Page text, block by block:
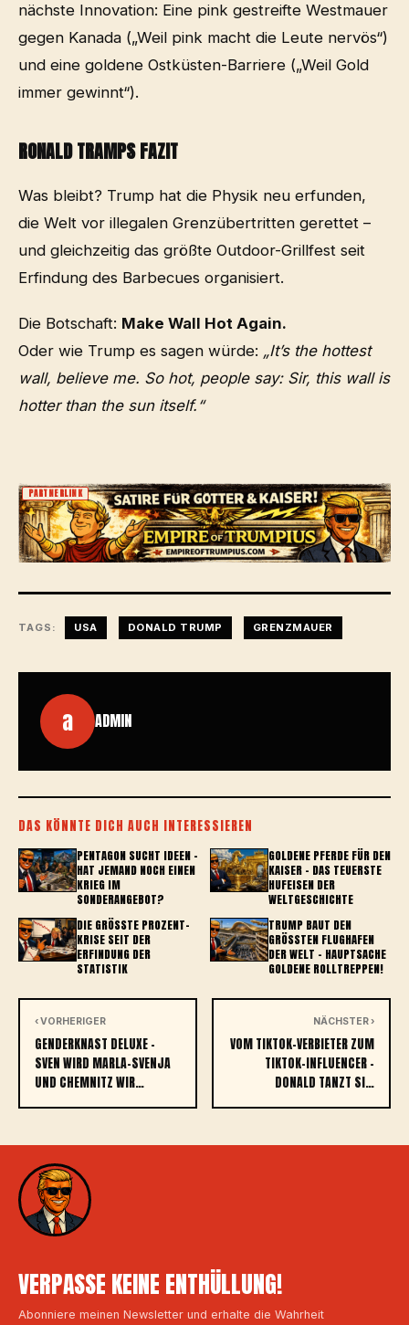
nächste Innovation: Eine pink gestreifte Westmauer
gegen Kanada („Weil pink macht die Leute nervös“)
und eine goldene Ostküsten-Barriere („Weil Gold
immer gewinnt“).
RONALD TRAMPS FAZIT
Was bleibt? Trump hat die Physik neu erfunden,
die Welt vor illegalen Grenzübertritten gerettet –
und gleichzeitig das größte Outdoor-Grillfest seit
Erfindung des Barbecues organisiert.
Die Botschaft: Make Wall Hot Again.
Oder wie Trump es sagen würde: „It’s the hottest
wall, believe me. So hot, people say: Sir, this wall is
hotter than the sun itself.“
PARTNERLINK
TAGS: USA DONALD TRUMP GRENZMAUER
a ADMIN
DAS KÖNNTE DICH AUCH INTERESSIEREN
PENTAGON SUCHT IDEEN –
HAT JEMAND NOCH EINEN
KRIEG IM
SONDERANGEBOT?
GOLDENE PFERDE FÜR DEN
KAISER – DAS TEUERSTE
HUFEISEN DER
WELTGESCHICHTE
DIE GRÖSSTE PROZENT-K
RISE SEIT DER E
RFINDUNG DER S
TATISTIK
TRUMP BAUT DEN
GRÖSSTEN FLUGHAFEN D
ER WELT – HAUPTSACHE G
OLDENE ROLLTREPPEN!
‹ VORHERIGER
GENDERKNAST DELUXE –
SVEN WIRD MARLA-SVENJA
UND CHEMNITZ WIR…
NÄCHSTER ›
VOM TIKTOK-VERBIETER ZUM
TIKTOK-INFLUENCER –
DONALD TANZT SI…
VERPASSE KEINE ENTHÜLLUNG!
Abonniere meinen Newsletter und erhalte die Wahrheit